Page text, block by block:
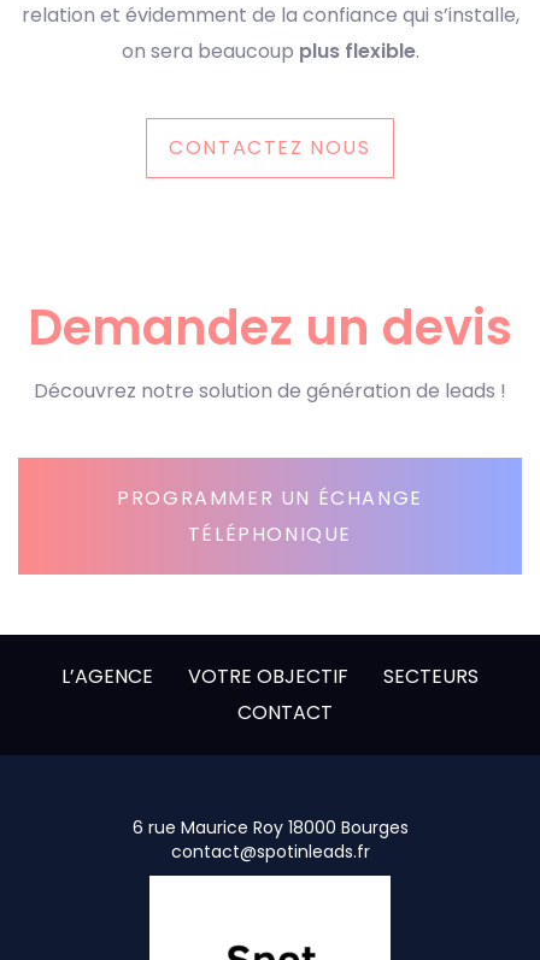
relation et évidemment de la confiance qui s’installe,
on sera beaucoup plus flexible.
CONTACTEZ NOUS
Demandez un devis
Découvrez notre solution de génération de leads !
PROGRAMMER UN ÉCHANGE
TÉLÉPHONIQUE
L’AGENCE VOTRE OBJECTIF
SECTEURS
CONTACT
6 rue Maurice Roy 18000 Bourges
contact@spotinleads.fr